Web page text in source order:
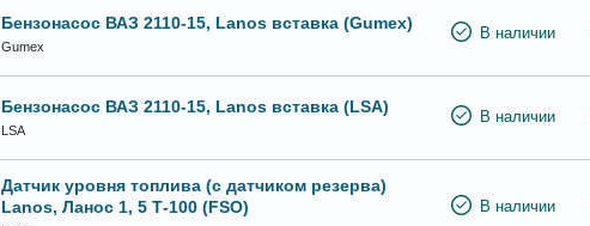
Бензонасос ВАЗ 2110-15, Lanos вставка (Gumex)
Gumex
В наличии
Бензонасос ВАЗ 2110-15, Lanos вставка (LSA)
LSA
В наличии
Датчик уровня топлива (с датчиком резерва)
Lanos, Ланос 1, 5 Т-100 (FSO)
В наличии